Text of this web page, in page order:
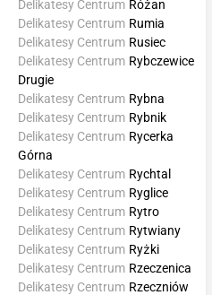
Delikatesy Centrum Różan
Delikatesy Centrum Rumia
Delikatesy Centrum Rusiec
Delikatesy Centrum Rybczewice
Drugie
Delikatesy Centrum Rybna
Delikatesy Centrum Rybnik
Delikatesy Centrum Rycerka
Górna
Delikatesy Centrum Rychtal
Delikatesy Centrum Ryglice
Delikatesy Centrum Rytro
Delikatesy Centrum Rytwiany
Delikatesy Centrum Ryżki
Delikatesy Centrum Rzeczenica
Delikatesy Centrum Rzeczniów